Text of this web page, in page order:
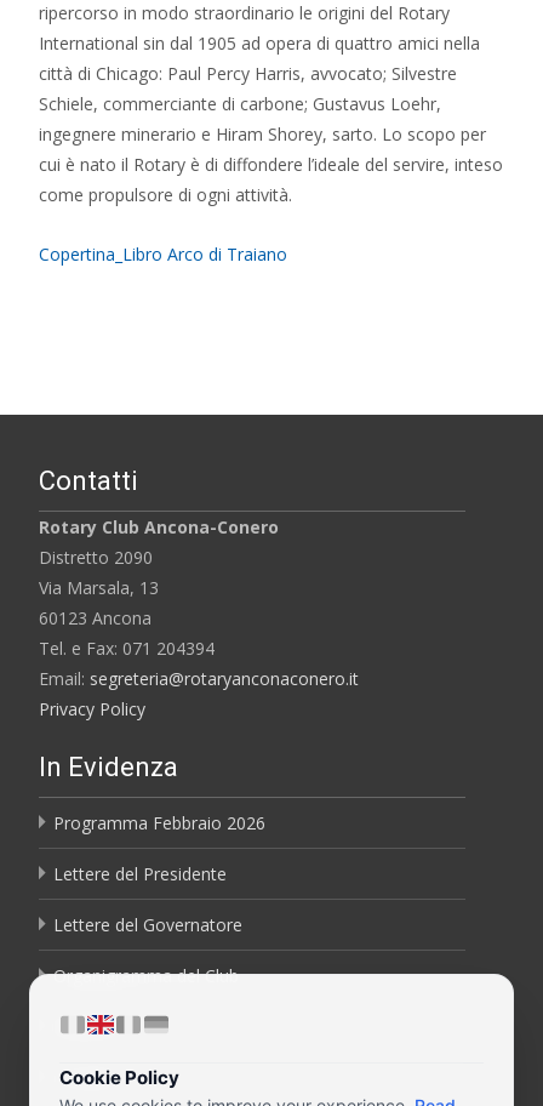
ripercorso in modo straordinario le origini del Rotary
International sin dal 1905 ad opera di quattro amici nella
città di Chicago: Paul Percy Harris, avvocato; Silvestre
Schiele, commerciante di carbone; Gustavus Loehr,
ingegnere minerario e Hiram Shorey, sarto. Lo scopo per
cui è nato il Rotary è di diffondere l’ideale del servire, inteso
come propulsore di ogni attività.
Copertina_Libro Arco di Traiano
Contatti
Rotary Club Ancona-Conero
Distretto 2090
Via Marsala, 13
60123 Ancona
Tel. e Fax: 071 204394
Email: segreteria@rotaryanconaconero.it
Privacy Policy
In Evidenza
Programma Febbraio 2026
Lettere del Presidente
Lettere del Governatore
Organigramma del Club
Bollettini
Contatti
Cookie Policy